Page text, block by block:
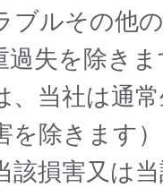
ブルその他
失を除き
、当社は通
を除きます
該損害又は